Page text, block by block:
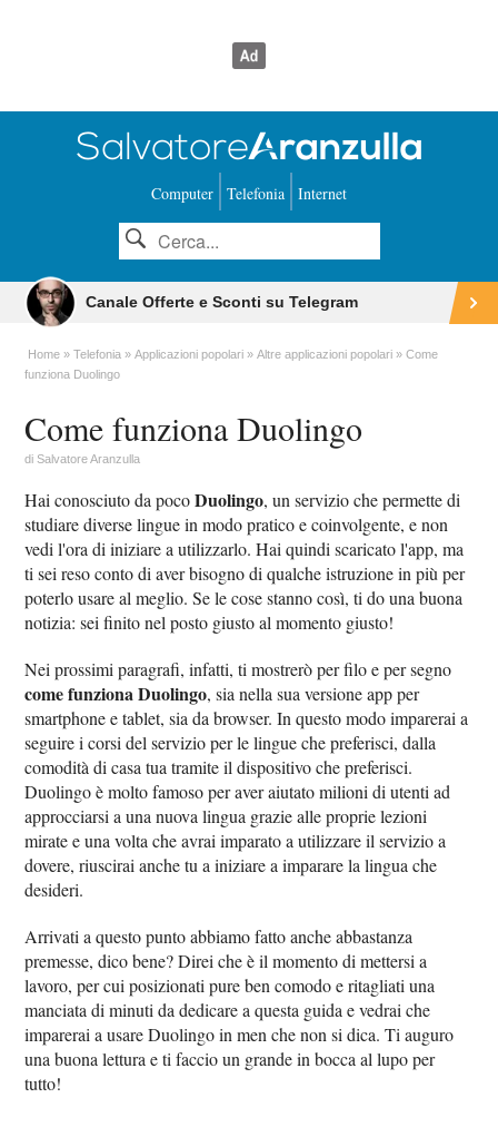
Computer Telefonia Internet
Canale Offerte e Sconti su Telegram
Home Telefonia Applicazioni popolari Altre applicazioni popolari
Come
funziona Duolingo
Come funziona Duolingo
diSalvatore Aranzulla
Hai conosciuto da pocoDuolingo, un servizio che permette di
studiare diverse lingue in modo pratico e coinvolgente, e non
vedi l'ora di iniziare a utilizzarlo. Hai quindi scaricato l'app, ma
ti sei reso conto di aver bisogno di qualche istruzione in più per
poterlo usare al meglio. Se le cose stanno così, ti do una buona
notizia: sei finito nel posto giusto al momento giusto!
Nei prossimi paragrafi, infatti, ti mostrerò per filo e per segno
come funziona Duolingo, sia nella sua versione app per
smartphone e tablet, sia da browser. In questo modo imparerai a
seguire i corsi del servizio per le lingue che preferisci, dalla
comodità di casa tua tramite il dispositivo che preferisci.
Duolingo è molto famoso per aver aiutato milioni di utenti ad
approcciarsi a una nuova lingua grazie alle proprie lezioni
mirate e una volta che avrai imparato a utilizzare il servizio a
dovere, riuscirai anche tu a iniziare a imparare la lingua che
desideri.
Arrivati a questo punto abbiamo fatto anche abbastanza
premesse, dico bene? Direi che è il momento di mettersi a
lavoro, per cui posizionati pure ben comodo e ritagliati una
manciata di minuti da dedicare a questa guida e vedrai che
imparerai a usare Duolingo in men che non si dica. Ti auguro
una buona lettura e ti faccio un grande in bocca al lupo per
tutto!